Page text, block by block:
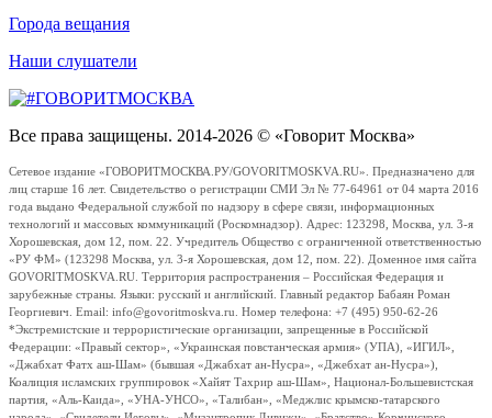
Города вещания
Наши слушатели
Все права защищены. 2014-2026 © «Говорит Москва»
Сетевое издание «ГОВОРИТМОСКВА.РУ/GOVORITMOSKVA.RU». Предназначено для
лиц старше 16 лет. Свидетельство о регистрации СМИ Эл № 77-64961 от 04 марта 2016
года выдано Федеральной службой по надзору в сфере связи, информационных
технологий и массовых коммуникаций (Роскомнадзор). Адрес: 123298, Москва, ул. 3-я
Хорошевская, дом 12, пом. 22. Учредитель Общество с ограниченной ответственностью
«РУ ФМ» (123298 Москва, ул. 3-я Хорошевская, дом 12, пом. 22). Доменное имя сайта
GOVORITMOSKVA.RU. Территория распространения – Российская Федерация и
зарубежные страны. Языки: русский и английский. Главный редактор Бабаян Роман
Георгиевич. Email: info@govoritmoskva.ru. Номер телефона: +7 (495) 950-62-26
*Экстремистские и террористические организации, запрещенные в Российской
Федерации: «Правый сектор», «Украинская повстанческая армия» (УПА), «ИГИЛ»,
«Джабхат Фатх аш-Шам» (бывшая «Джабхат ан-Нусра», «Джебхат ан-Нусра»),
Коалиция исламских группировок «Хайят Тахрир аш-Шам», Национал-Большевистская
партия, «Аль-Каида», «УНА-УНСО», «Талибан», «Меджлис крымско-татарского